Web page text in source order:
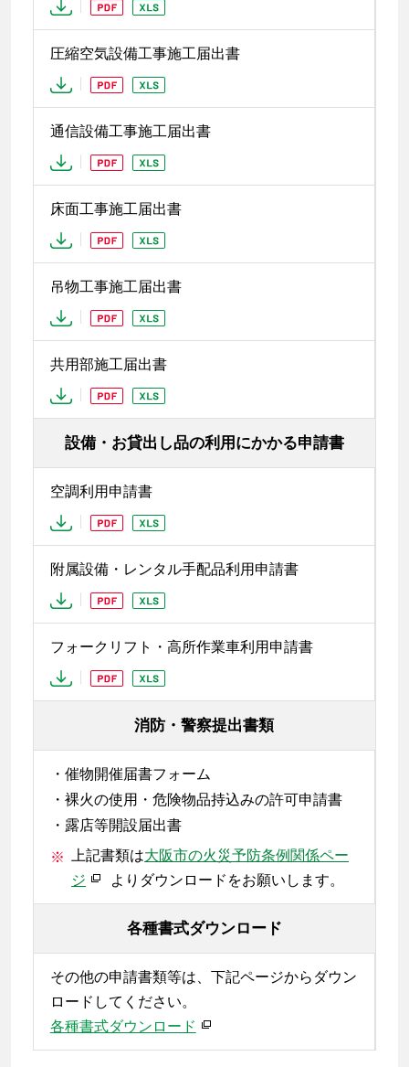
圧縮空気設備工事施工届出書
通信設備工事施工届出書
床面工事施工届出書
吊物工事施工届出書
共用部施工届出書
設備・お貸出し品の利用にかかる申請書
空調利用申請書
附属設備・レンタル手配品利用申請書
フォークリフト・高所作業車利用申請書
消防・警察提出書類
・催物開催届書フォーム
・裸火の使用・危険物品持込みの許可申請書
・露店等開設届出書
上記書類は大阪市の火災予防条例関係ペー
ジ
よりダウンロードをお願いします。
各種書式ダウンロード
その他の申請書類等は、下記ページからダウン
ロードしてください。
各種書式ダウンロード